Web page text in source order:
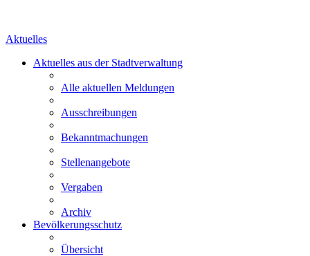
Aktuelles
Aktuelles aus der Stadtverwaltung
Alle aktuellen Meldungen
Ausschreibungen
Bekanntmachungen
Stellenangebote
Vergaben
Archiv
Bevölkerungsschutz
Übersicht